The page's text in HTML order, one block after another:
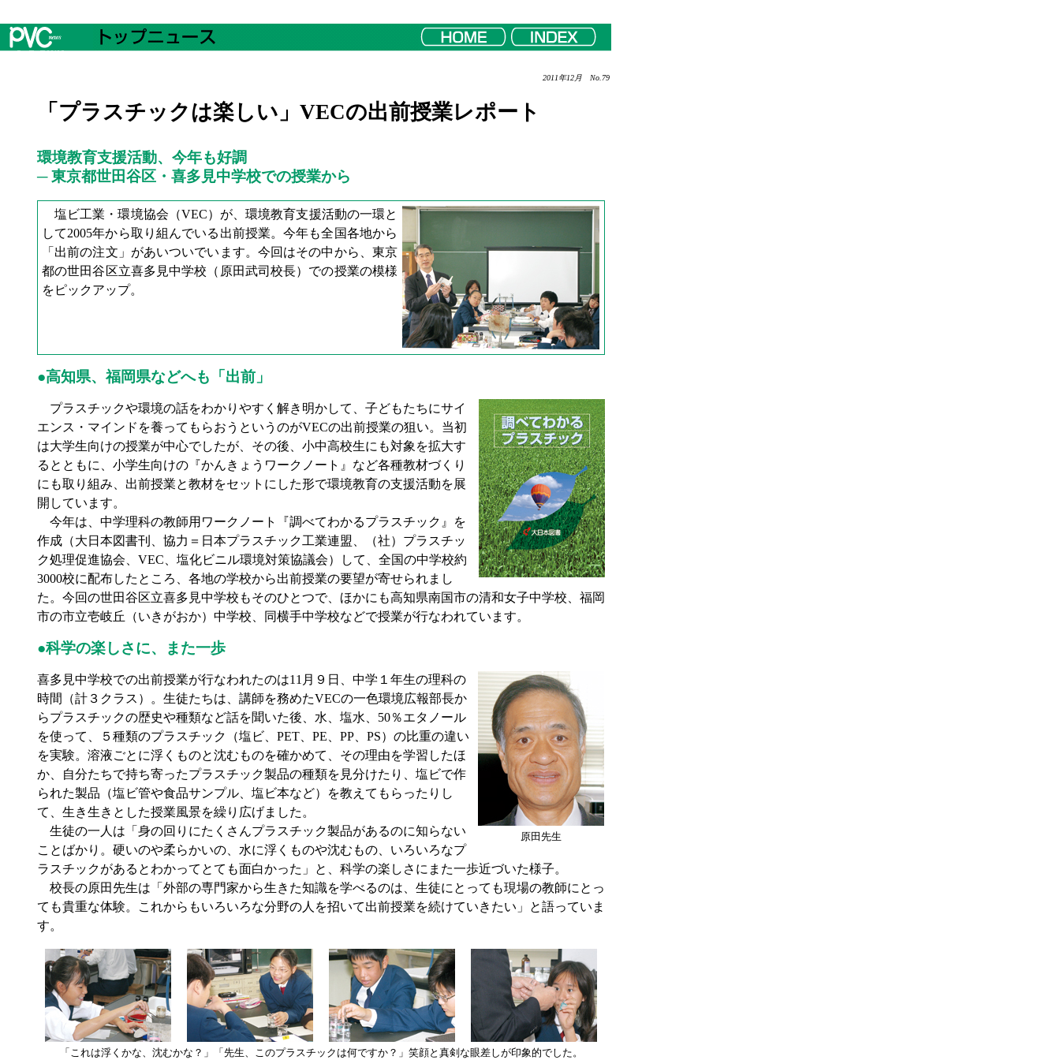
2011年12月 No.79
「プラスチックは楽しい」VECの出前授業レポート
環境教育支援活動、今年も好調
─ 東京都世田谷区・喜多見中学校での授業から
塩ビ工業・環境協会（VEC）が、環境教育支援活動の一環と
して2005年から取り組んでいる出前授業。今年も全国各地から
「出前の注文」があいついでいます。今回はその中から、東京
都の世田谷区立喜多見中学校（原田武司校長）での授業の模様
をピックアップ。
●高知県、福岡県などへも「出前」
プラスチックや環境の話をわかりやすく解き明かして、子どもたちにサイ
エンス・マインドを養ってもらおうというのがVECの出前授業の狙い。当初
は大学生向けの授業が中心でしたが、その後、小中高校生にも対象を拡大す
るとともに、小学生向けの『かんきょうワークノート』など各種教材づくり
にも取り組み、出前授業と教材をセットにした形で環境教育の支援活動を展
開しています。
今年は、中学理科の教師用ワークノート『調べてわかるプラスチック』を
作成（大日本図書刊、協力＝日本プラスチック工業連盟、（社）プラスチッ
ク処理促進協会、VEC、塩化ビニル環境対策協議会）して、全国の中学校約
3000校に配布したところ、各地の学校から出前授業の要望が寄せられまし
た。今回の世田谷区立喜多見中学校もそのひとつで、ほかにも高知県南国市の清和女子中学校、福岡
市の市立壱岐丘（いきがおか）中学校、同横手中学校などで授業が行なわれています。
●科学の楽しさに、また一歩
原田先生
喜多見中学校での出前授業が行なわれたのは11月９日、中学１年生の理科の
時間（計３クラス）。生徒たちは、講師を務めたVECの一色環境広報部長か
らプラスチックの歴史や種類など話を聞いた後、水、塩水、50％エタノール
を使って、５種類のプラスチック（塩ビ、PET、PE、PP、PS）の比重の違い
を実験。溶液ごとに浮くものと沈むものを確かめて、その理由を学習したほ
か、自分たちで持ち寄ったプラスチック製品の種類を見分けたり、塩ビで作
られた製品（塩ビ管や食品サンプル、塩ビ本など）を教えてもらったりし
て、生き生きとした授業風景を繰り広げました。
生徒の一人は「身の回りにたくさんプラスチック製品があるのに知らない
ことばかり。硬いのや柔らかいの、水に浮くものや沈むもの、いろいろなプ
ラスチックがあるとわかってとても面白かった」と、科学の楽しさにまた一歩近づいた様子。
校長の原田先生は「外部の専門家から生きた知識を学べるのは、生徒にとっても現場の教師にとっ
ても貴重な体験。これからもいろいろな分野の人を招いて出前授業を続けていきたい」と語っていま
す。
「これは浮くかな、沈むかな？」「先生、このプラスチックは何ですか？」笑顔と真剣な眼差しが印象的でした。